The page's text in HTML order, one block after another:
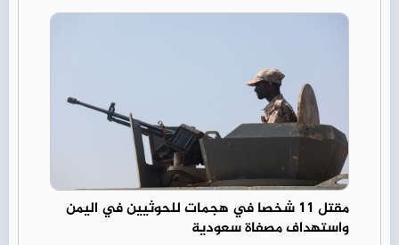
مقتل 11 شخصا في هجمات للحوثيين في اليمن
واستهداف مصفاة سعودية